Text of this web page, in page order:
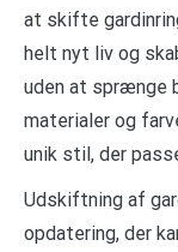
at skifte
helt nyt liv og
uden at sprænge
materialer og
unik stil, der
Udskiftning af
opdatering, der